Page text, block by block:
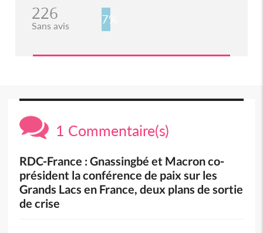
226
Sans avis 7%
1 Commentaire(s)
RDC-France : Gnassingbé et Macron co-
président la conférence de paix sur les
Grands Lacs en France, deux plans de sortie
de crise